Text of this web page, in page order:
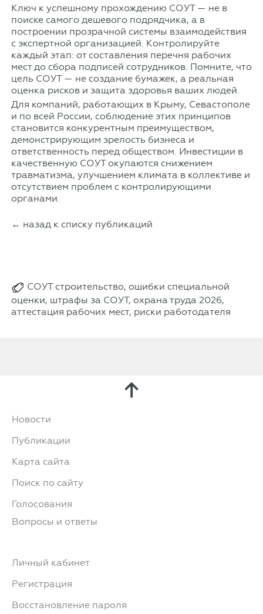
Ключ к успешному прохождению СОУТ — не в
поиске самого дешевого подрядчика, а в
построении прозрачной системы взаимодействия
с экспертной организацией. Контролируйте
каждый этап: от составления перечня рабочих
мест до сбора подписей сотрудников. Помните, что
цель СОУТ — не создание бумажек, а реальная
оценка рисков и защита здоровья ваших людей.
Для компаний, работающих в Крыму, Севастополе
и по всей России, соблюдение этих принципов
становится конкурентным преимуществом,
демонстрирующим зрелость бизнеса и
ответственность перед обществом. Инвестиции в
качественную СОУТ окупаются снижением
травматизма, улучшением климата в коллективе и
отсутствием проблем с контролирующими
органами.
← назад к списку публикаций
СОУТ строительство, ошибки специальной
оценки, штрафы за СОУТ, охрана труда 2026,
аттестация рабочих мест, риски работодателя
Новости
Публикации
Карта сайта
Поиск по сайту
Голосования
Вопросы и ответы
Личный кабинет
Регистрация
Восстановление пароля